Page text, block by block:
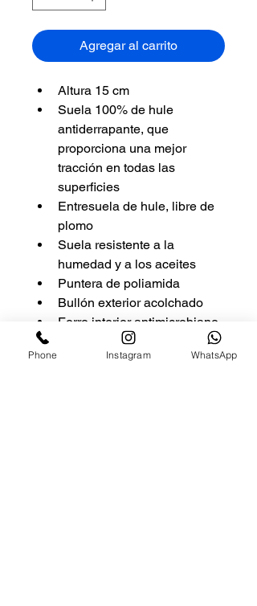
Agregar al carrito
Altura 15 cm
Suela 100% de hule
antiderrapante, que
proporciona una mejor
tracción en todas las
superficies
Entresuela de hule, libre de
plomo
Suela resistente a la
humedad y a los aceites
Puntera de poliamida
Bullón exterior acolchado
Forro interior antimicrobiano
Proceso Goodyear Welt
Phone Instagram WhatsApp